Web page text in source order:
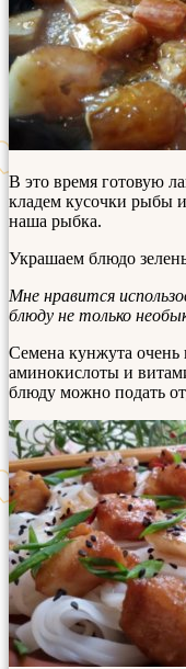
В это время готовую
кладем кусочки рыбы
наша рыбка.
Украшаем блюдо
Мне нравится
блюду не только
Семена кунжута очень
аминокислоты и
блюду можно подать